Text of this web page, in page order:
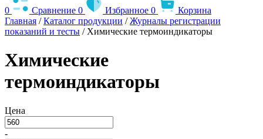
0 Сравнение 0 Избранное 0
Корзина
Главная /Каталог продукции /Журналы регистрации
показаний и тесты / Химические термоиндикаторы
Химические
термоиндикаторы
Цена
-